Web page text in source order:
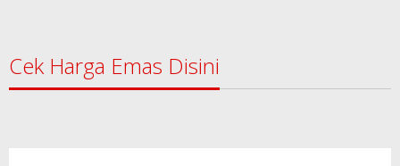
Cek Harga Emas Disini